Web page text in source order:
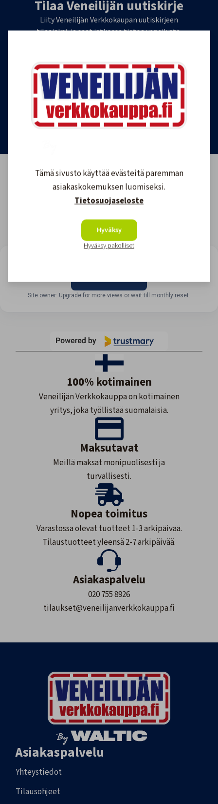
Tilaa Veneilijän uutiskirje
Liity Veneilijän Verkkokaupan uutiskirjeen
tilaajaksi, ja saat jatkossa tietoa veneilystä,
uutiskirjettä kuukaudessa. Voit perua uutiskirjeen
tilauksen milloin tahansa.
Tilaa uutiskirje
Site owner: Upgrade for more views or wait till monthly reset.
100% kotimainen
Veneilijän Verkkokauppa on kotimainen
yritys, joka työllistää suomalaisia.
Maksutavat
Meillä maksat monipuolisesti ja
turvallisesti.
Nopea toimitus
Varastossa olevat tuotteet 1-3 arkipäivää.
Tilaustuotteet yleensä 2-7 arkipäivää.
Asiakaspalvelu
020 755 8926
tilaukset@veneilijanverkkokauppa.fi
Asiakaspalvelu
Yhteystiedot
Tilausohjeet
Tämä sivusto käyttää evästeitä paremman
asiakaskokemuksen luomiseksi.
Tietosuojaseloste
Hyväksy
Hyväksy pakolliset